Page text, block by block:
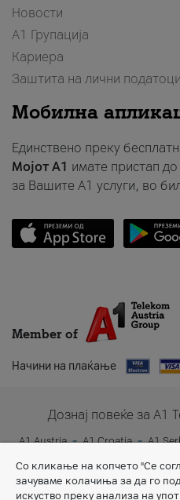
Новости
А1 Групација
Кариера
Заштита на лични податоци
Мобилна
Единствено преку
Мојот A1 имате пристап
за Вашите A1 услуги, во
Member of
Начини на плаќање
Дознај повеќе за A1
A1 Austria A1 Croatia A1
Со кликање на копчето "Се
зачуваме колачиња за да го
искуство преку анализа на